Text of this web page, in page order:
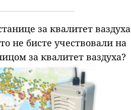
за квалитет ваздуха
не бисте учествовали на
за квалитет ваздуха?